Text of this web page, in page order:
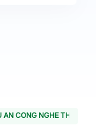
AN CONG NGHE THONG